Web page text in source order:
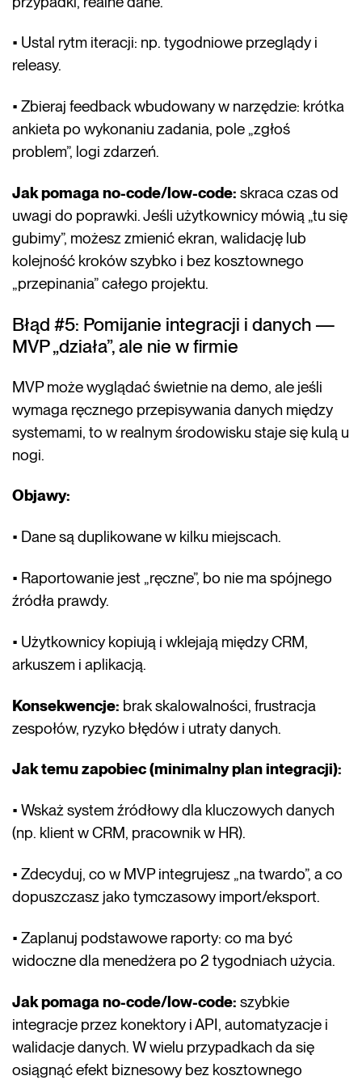
• Ustal rytm iteracji: np. tygodniowe przeglądy i
releasy.
• Zbieraj feedback wbudowany w narzędzie: krótka
ankieta po wykonaniu zadania, pole „zgłoś
problem”, logi zdarzeń.
Jak pomaga no-code/low-code: skraca czas od
uwagi do poprawki. Jeśli użytkownicy mówią „tu się
gubimy”, możesz zmienić ekran, walidację lub
kolejność kroków szybko i bez kosztownego
„przepinania” całego projektu.
Błąd #5: Pomijanie integracji i danych —
MVP „działa”, ale nie w firmie
MVP może wyglądać świetnie na demo, ale jeśli
wymaga ręcznego przepisywania danych między
systemami, to w realnym środowisku staje się kulą u
nogi.
Objawy:
• Dane są duplikowane w kilku miejscach.
• Raportowanie jest „ręczne”, bo nie ma spójnego
źródła prawdy.
• Użytkownicy kopiują i wklejają między CRM,
arkuszem i aplikacją.
Konsekwencje: brak skalowalności, frustracja
zespołów, ryzyko błędów i utraty danych.
Jak temu zapobiec (minimalny plan integracji):
• Wskaż system źródłowy dla kluczowych danych
(np. klient w CRM, pracownik w HR).
• Zdecyduj, co w MVP integrujesz „na twardo”, a co
dopuszczasz jako tymczasowy import/eksport.
• Zaplanuj podstawowe raporty: co ma być
widoczne dla menedżera po 2 tygodniach użycia.
Jak pomaga no-code/low-code: szybkie
integracje przez konektory i API, automatyzacje i
walidacje danych. W wielu przypadkach da się
osiągnąć efekt biznesowy bez kosztownego